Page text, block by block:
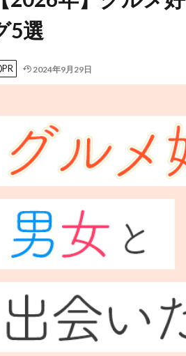
5選
PR 2024年9月29日